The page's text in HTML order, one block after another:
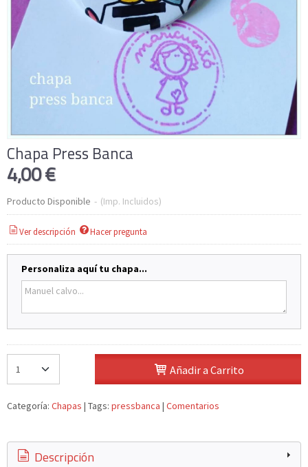
Chapa Press Banca
4,00 €
Producto Disponible - (Imp. Incluidos)
Ver descripción Hacer pregunta
Personaliza aquí tu chapa...
Añadir a Carrito
Categoría: Chapas | Tags: pressbanca | Comentarios
Descripción